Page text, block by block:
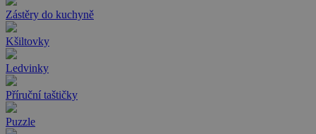
Zástěry do kuchyně
Kšiltovky
Ledvinky
Příruční taštičky
Puzzle